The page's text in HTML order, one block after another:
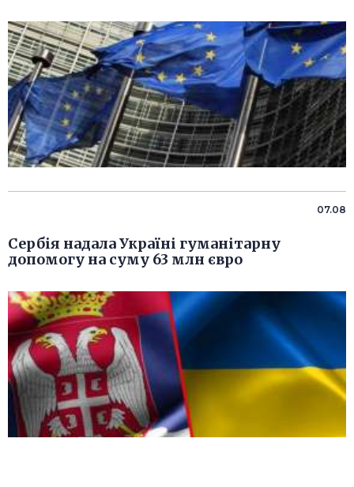
07.08
Сербія надала Україні гуманітарну
допомогу на суму 63 млн євро